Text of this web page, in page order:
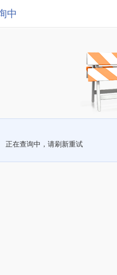
中
正在查询中，请刷新重试